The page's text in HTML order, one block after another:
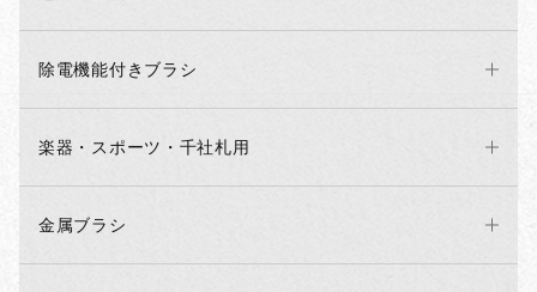
除電機能付きブラシ
楽器・スポーツ・千社札用
金属ブラシ